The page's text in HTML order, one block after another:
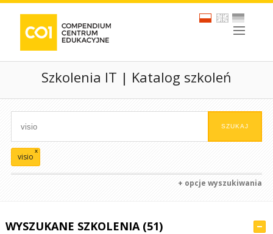
Szkolenia IT | Katalog szkoleń
visio
x
+ opcje wyszukiwania
WYSZUKANE SZKOLENIA (51)